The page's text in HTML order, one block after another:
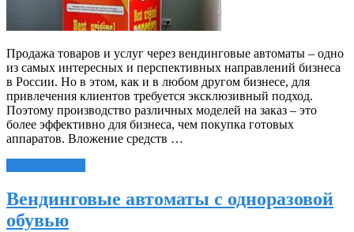
Продажа товаров и услуг через вендинговые автоматы – одно
из самых интересных и перспективных направлений бизнеса
в России. Но в этом, как и в любом другом бизнесе, для
привлечения клиентов требуется эксклюзивный подход.
Поэтому производство различных моделей на заказ – это
более эффективно для бизнеса, чем покупка готовых
аппаратов. Вложение средств …
Вендинговые автоматы с одноразовой
обувью